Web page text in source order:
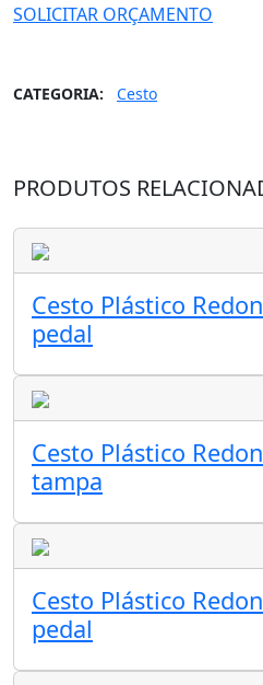
SOLICITAR ORÇAMENTO
CATEGORIA: Cesto
PRODUTOS
Cesto Plástico
pedal
Cesto Plástico
tampa
Cesto Plástico
pedal